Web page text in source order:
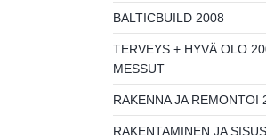
BALTICBUILD 2008
TERVEYS + HYVÄ OLO
MESSUT
RAKENNA JA REMONTOI
RAKENTAMINEN JA